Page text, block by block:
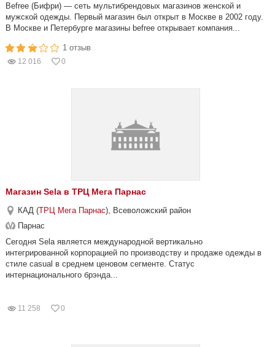
Befree (Бифри) — сеть мультибрендовых магазинов женской и
мужской одежды. Первый магазин был открыт в Москве в 2002 году.
В Москве и Петербурге магазины befree открывает компания...
1 отзыв
12 016 0
Магазин Sela в ТРЦ Мега Парнас
КАД (ТРЦ Мега Парнас), Всеволожский район
Парнас
Сегодня Sela является международной вертикально
интегрированной корпорацией по производству и продаже одежды в
стиле casual в среднем ценовом сегменте. Статус
интернационального брэнда...
11 258 0